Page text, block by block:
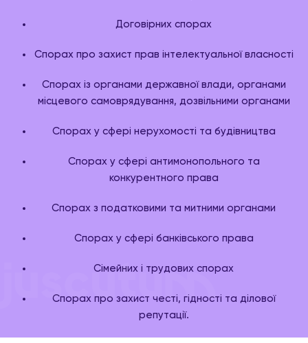
Договірних спорах
Спорах про захист прав інтелектуальної власності
Спорах із органами державної влади, органами
місцевого самоврядування, дозвільними органами
Спорах у сфері нерухомості та будівництва
Спорах у сфері антимонопольного та
конкурентного права
Спорах з податковими та митними органами
Спорах у сфері банківського права
Сімейних і трудових спорах
Спорах про захист честі, гідності та ділової
репутації.